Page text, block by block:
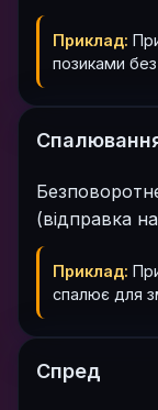
Приклад:
позиками
(відправка
Приклад:
спалює для
Спред